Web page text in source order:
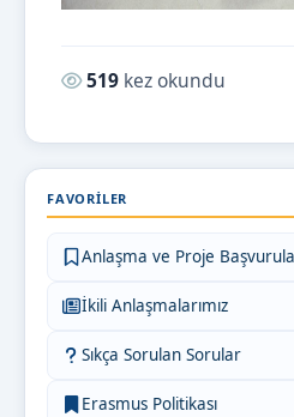
Okunma sayısı:
519 kez okundu
FAVORILER
Anlaşma ve Proje
İkili Anlaşmalarımız
Sıkça Sorulan Sorular
Erasmus Politikası